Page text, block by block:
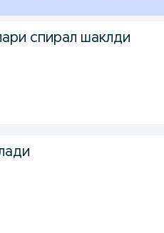
спирал шаклди